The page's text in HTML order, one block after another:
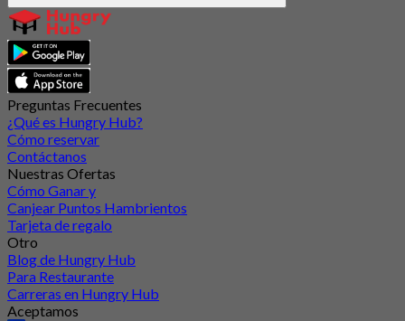
Preguntas Frecuentes
¿Qué es Hungry Hub?
Cómo reservar
Contáctanos
Nuestras Ofertas
Cómo Ganar y
Canjear Puntos Hambrientos
Tarjeta de regalo
Otro
Blog de Hungry Hub
Para Restaurante
Carreras en Hungry Hub
Aceptamos